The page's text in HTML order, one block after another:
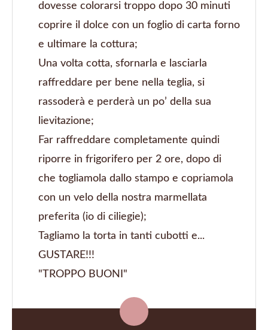
dovesse colorarsi troppo dopo 30 minuti
coprire il dolce con un foglio di carta forno
e ultimare la cottura;
Una volta cotta, sfornarla e lasciarla
raffreddare per bene nella teglia, si
rassoderà e perderà un po’ della sua
lievitazione;
Far raffreddare completamente quindi
riporre in frigorifero per 2 ore, dopo di
che togliamola dallo stampo e copriamola
con un velo della nostra marmellata
preferita (io di ciliegie);
Tagliamo la torta in tanti cubotti e...
GUSTARE!!!
"TROPPO BUONI"